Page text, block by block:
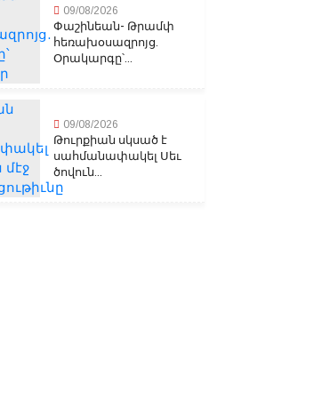
09/08/2026
Փաշինեան- Թրամփ
հեռախօսազրոյց.
Օրակարգը՝...
09/08/2026
Թուրքիան սկսած է
սահմանափակել Սեւ
ծովուն...